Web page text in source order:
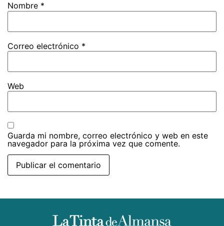
Nombre *
Correo electrónico *
Web
Guarda mi nombre, correo electrónico y web en este
navegador para la próxima vez que comente.